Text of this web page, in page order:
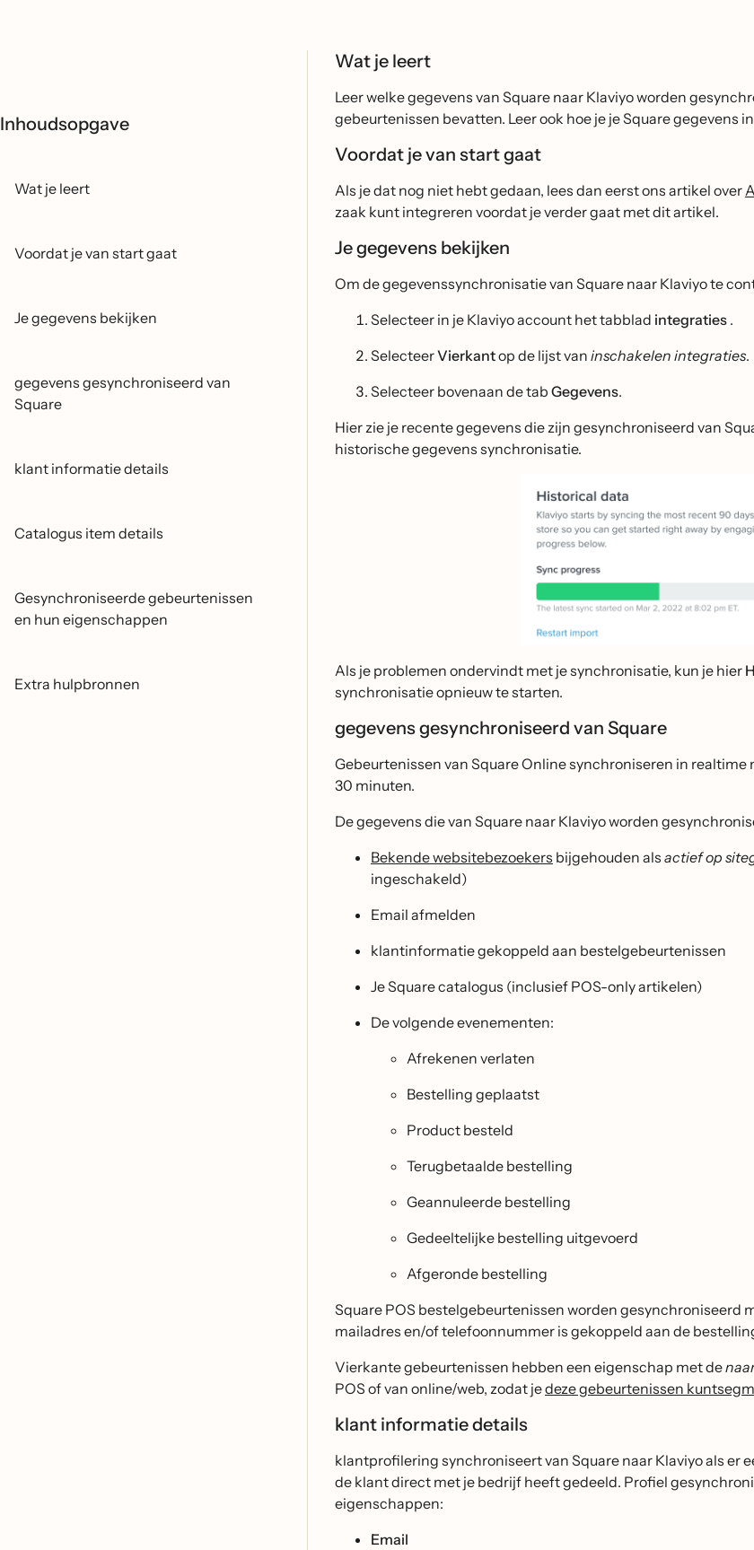
Inhoudsopgave
Wat je leert
Voordat je van start gaat
Je gegevens bekijken
gegevens gesynchroniseerd van
Square
klant informatie details
Catalogus item details
Gesynchroniseerde gebeurtenissen
en hun eigenschappen
Extra hulpbronnen
Wat je leert
Leer welke gegevens van Square naar Klaviyo worden
gebeurtenissen bevatten. Leer ook hoe je je Square gegevens
Voordat je van start gaat
Als je dat nog niet hebt gedaan, lees dan eerst ons artikel over
zaak kunt integreren voordat je verder gaat met dit artikel.
Je gegevens bekijken
Om de gegevenssynchronisatie van Square naar Klaviyo te
Selecteer in je Klaviyo account het tabblad integraties .
SelecteerVierkantop de lijst van inschakelen integraties.
Selecteer bovenaan de tab Gegevens.
Hier zie je recente gegevens die zijn gesynchroniseerd van
historische gegevens synchronisatie.
Als je problemen ondervindt met je synchronisatie, kun je hier
synchronisatie opnieuw te starten.
gegevens gesynchroniseerd van Square
Gebeurtenissen van Square Online synchroniseren in
30 minuten.
De gegevens die van Square naar Klaviyo worden
Bekende websitebezoekers bijgehouden als actief op
ingeschakeld)
Email afmelden
klantinformatie gekoppeld aan bestelgebeurtenissen
Je Square catalogus (inclusief POS-only artikelen)
De volgende evenementen:
Afrekenen verlaten
Bestelling geplaatst
Product besteld
Terugbetaalde bestelling
Geannuleerde bestelling
Gedeeltelijke bestelling uitgevoerd
Afgeronde bestelling
Square POS bestelgebeurtenissen worden gesynchroniseerd
mailadres en/of telefoonnummer is gekoppeld aan de
Vierkante gebeurtenissen hebben een eigenschap met de
POS of van online/web, zodat jedeze gebeurtenissen
klant informatie details
klantprofilering synchroniseert van Square naar Klaviyo als
de klant direct met je bedrijf heeft gedeeld. Profiel
eigenschappen:
Email